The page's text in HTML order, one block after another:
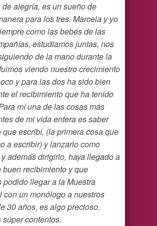
de alegría, es un sueño de
para los tres. Marcela y yo
como las bebés de las
estudiamos juntas, nos
de la mano durante la
viendo nuestro crecimiento
y para las dos ha sido bien
el recibimiento que ha tenido
mí una de las cosas más
de mi vida entera es saber
que escribí, (la primera cosa que
a escribir) y lanzarlo como
además dirigirlo, haya llegado a
buen recibimiento y que
podido llegar a la Muestra
con un monólogo a nuestros
30 años, es algo precioso.
súper contentos.